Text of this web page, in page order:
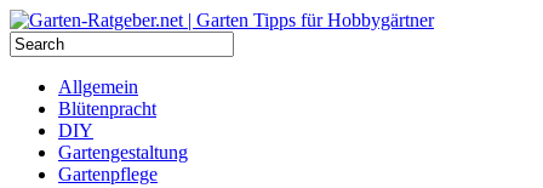
Allgemein
Blütenpracht
DIY
Gartengestaltung
Gartenpflege